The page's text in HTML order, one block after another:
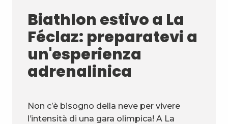
Biathlon estivo a La
Féclaz: preparatevi a
un'esperienza
adrenalinica
Non c’è bisogno della neve per vivere
l’intensità di una gara olimpica! A La